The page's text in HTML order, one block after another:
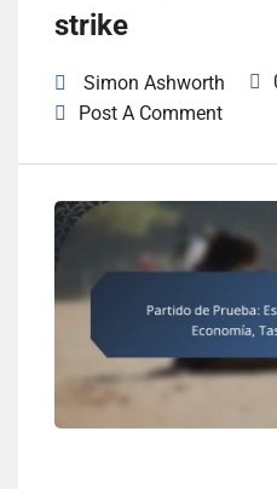
strike
Simon Ashworth
Post A Comment